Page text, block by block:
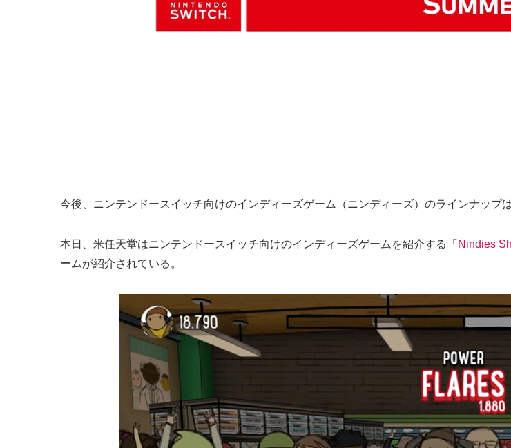
今後、ニンテンドースイッチ向けのインディーズゲーム（ニンディーズ）のラインナップ
本日、米任天堂はニンテンドースイッチ向けのインディーズゲームを紹介する「 Nindies
ームが紹介されている。